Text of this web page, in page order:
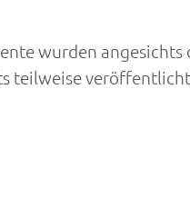
wurden
teilweise